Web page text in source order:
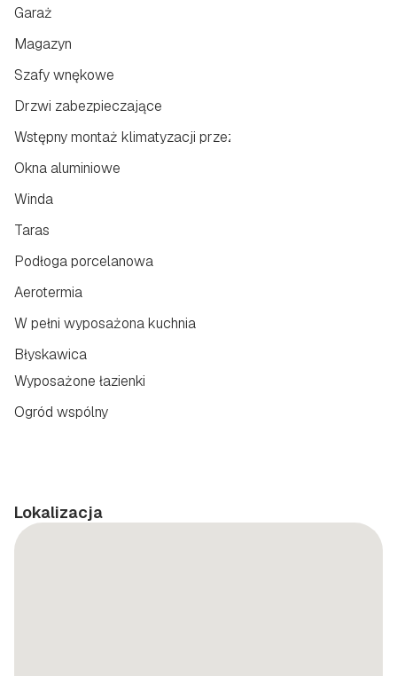
Ogród wspólny
Garaż
Magazyn
Szafy wnękowe
Drzwi zabezpieczające
Wstępny montaż klimatyzacji przez kanały
Okna aluminiowe
Winda
Taras
Podłoga porcelanowa
Aerotermia
W pełni wyposażona kuchnia
Błyskawica
Wyposażone łazienki
Lokalizacja